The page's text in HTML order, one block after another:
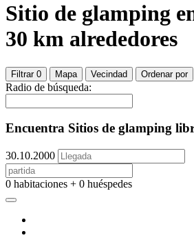
Sitio de glamping
30 km alrededores
Filtrar 0 Mapa Vecindad Ordenar por
Radio de búsqueda:
Encuentra Sitios de glamping
30.10.2000
0 habitaciones + 0 huéspedes